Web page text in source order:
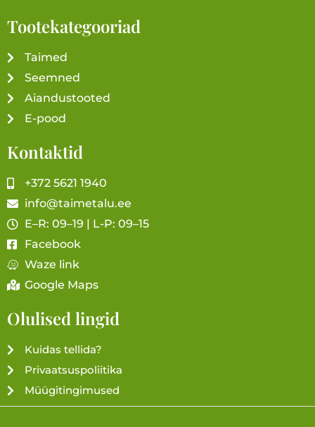
Tootekategooriad
Taimed
Seemned
Aiandustooted
E-pood
Kontaktid
+372 5621 1940
info@taimetalu.ee
E–R: 09–19 | L-P: 09–15
Facebook
Waze link
Google Maps
Olulised lingid
Kuidas tellida?
Privaatsuspoliitika
Müügitingimused